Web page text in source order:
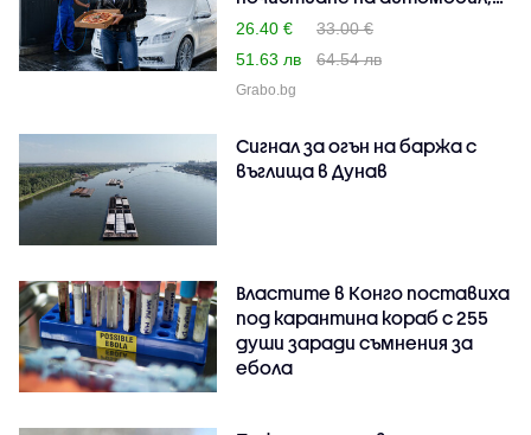
п..
26.40 €
33.00 €
51.63 лв
64.54 лв
Grabo.bg
Сигнал за огън на баржа с
въглища в Дунав
Властите в Конго поставиха
под карантина кораб с 255
души заради съмнения за
ебола